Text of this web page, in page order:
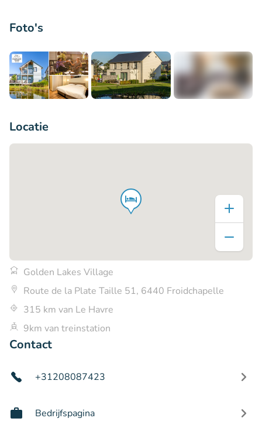
Foto's
Locatie
Golden Lakes Village
Route de la Plate Taille 51, 6440 Froidchapelle
315 km van Le Havre
9km van treinstation
Contact
+31208087423
Bedrijfspagina